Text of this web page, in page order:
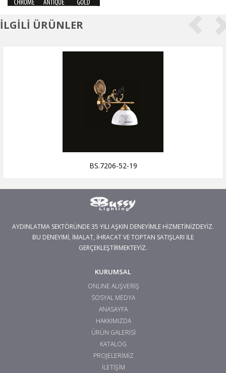
İLGİLİ ÜRÜNLER
BS.7206-52-19
AYDINLATMA SEKTÖRÜNDE 35 YILI AŞKIN DENEYİMLE HİZMETİNİZDEYİZ.
BU DENEYİMİ, İMALAT, İHRACAT VE TOPTAN SATIŞLARI İLE
GERÇEKLEŞTİRMEKTEYİZ.
KURUMSAL
ONLINE ALIŞVERİŞ
SOSYAL MEDYA
ANASAYFA
HAKKIMIZDA
ÜRÜN GALERİSİ
KATALOG
PROJELERİMİZ
İLETİŞİM